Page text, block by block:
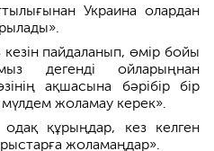
Украина олардан
пайдаланып, өмір бойы
дегенді ойларыңнан
ақшасына бәрібір бір
жоламау керек».
құрыңдар, кез келген
жоламаңдар».